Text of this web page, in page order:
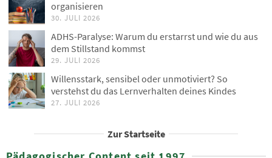
organisieren
30. JULI 2026
ADHS-Paralyse: Warum du erstarrst und wie du aus
dem Stillstand kommst
29. JULI 2026
Willensstark, sensibel oder unmotiviert? So
verstehst du das Lernverhalten deines Kindes
27. JULI 2026
Zur Startseite